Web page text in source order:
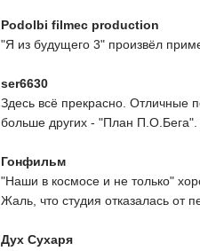
Podolbi filmec production
"Я из будущего 3" произвёл
ser6630
Здесь всё прекрасно. Отличные
больше других - "План П.О.Бега".
Гонфильм
"Наши в космосе и не только"
Жаль, что студия отказалась от
Дух Сухаря